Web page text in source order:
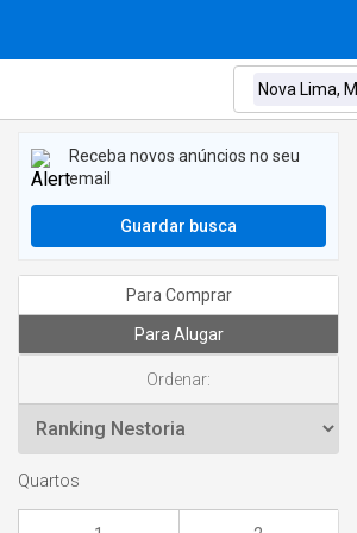
Receba novos anúncios no seu
email
Guardar busca
Para Comprar
Para Alugar
Ordenar:
Quartos